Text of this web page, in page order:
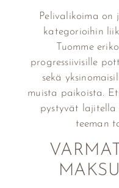
Pelivalikoima on
kategorioihin
Tuomme
progressiivisille
sekä
muista paikoista.
pystyvät
teeman